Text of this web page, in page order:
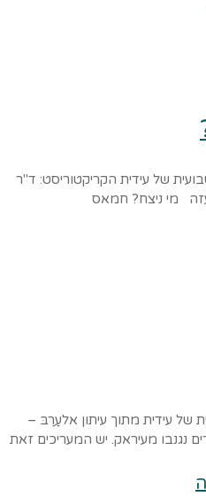
של עידית הקריקטוריסט: ד"ר
מי ניצח? חמאס
עידית מתוך עיתון אלעַרַבּ –
נגנבו מעיראק. יש המעריכים זאת